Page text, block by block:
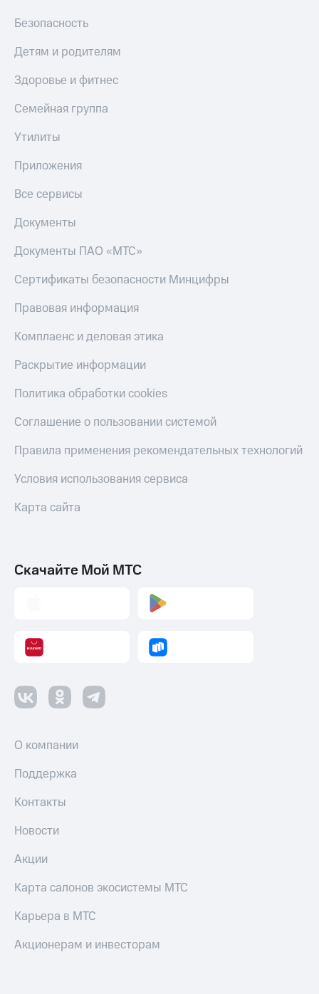
Безопасность
Детям и родителям
Здоровье и фитнес
Семейная группа
Утилиты
Приложения
Все сервисы
Документы
Документы ПАО «МТС»
Сертификаты безопасности Минцифры
Правовая информация
Комплаенс и деловая этика
Раскрытие информации
Политика обработки cookies
Соглашение о пользовании системой
Правила применения рекомендательных технологий
Условия использования сервиса
Карта сайта
Скачайте Мой МТС
О компании
Поддержка
Контакты
Новости
Акции
Карта салонов экосистемы МТС
Карьера в МТС
Акционерам и инвесторам